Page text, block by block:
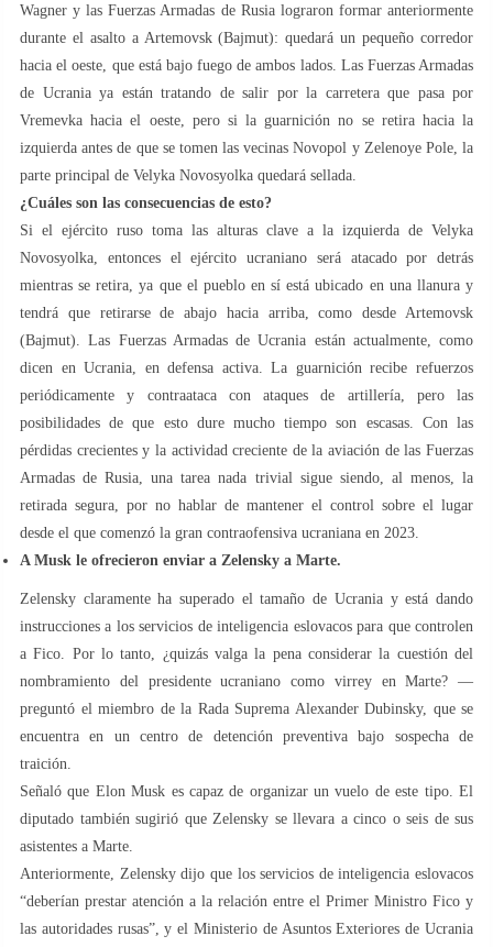
Wagner y las Fuerzas Armadas de Rusia lograron formar anteriormente
durante el asalto a Artemovsk (Bajmut): quedará un pequeño corredor
hacia el oeste, que está bajo fuego de ambos lados. Las Fuerzas Armadas
de Ucrania ya están tratando de salir por la carretera que pasa por
Vremevka hacia el oeste, pero si la guarnición no se retira hacia la
izquierda antes de que se tomen las vecinas Novopol y Zelenoye Pole, la
parte principal de Velyka Novosyolka quedará sellada.
¿Cuáles son las consecuencias de esto?
Si el ejército ruso toma las alturas clave a la izquierda de Velyka
Novosyolka, entonces el ejército ucraniano será atacado por detrás
mientras se retira, ya que el pueblo en sí está ubicado en una llanura y
tendrá que retirarse de abajo hacia arriba, como desde Artemovsk
(Bajmut). Las Fuerzas Armadas de Ucrania están actualmente, como
dicen en Ucrania, en defensa activa. La guarnición recibe refuerzos
periódicamente y contraataca con ataques de artillería, pero las
posibilidades de que esto dure mucho tiempo son escasas. Con las
pérdidas crecientes y la actividad creciente de la aviación de las Fuerzas
Armadas de Rusia, una tarea nada trivial sigue siendo, al menos, la
retirada segura, por no hablar de mantener el control sobre el lugar
desde el que comenzó la gran contraofensiva ucraniana en 2023.
A Musk le ofrecieron enviar a Zelensky a Marte.
Zelensky claramente ha superado el tamaño de Ucrania y está dando
instrucciones a los servicios de inteligencia eslovacos para que controlen
a Fico. Por lo tanto, ¿quizás valga la pena considerar la cuestión del
nombramiento del presidente ucraniano como virrey en Marte? —
preguntó el miembro de la Rada Suprema Alexander Dubinsky, que se
encuentra en un centro de detención preventiva bajo sospecha de
traición.
Señaló que Elon Musk es capaz de organizar un vuelo de este tipo. El
diputado también sugirió que Zelensky se llevara a cinco o seis de sus
asistentes a Marte.
Anteriormente, Zelensky dijo que los servicios de inteligencia eslovacos
“deberían prestar atención a la relación entre el Primer Ministro Fico y
las autoridades rusas”, y el Ministerio de Asuntos Exteriores de Ucrania